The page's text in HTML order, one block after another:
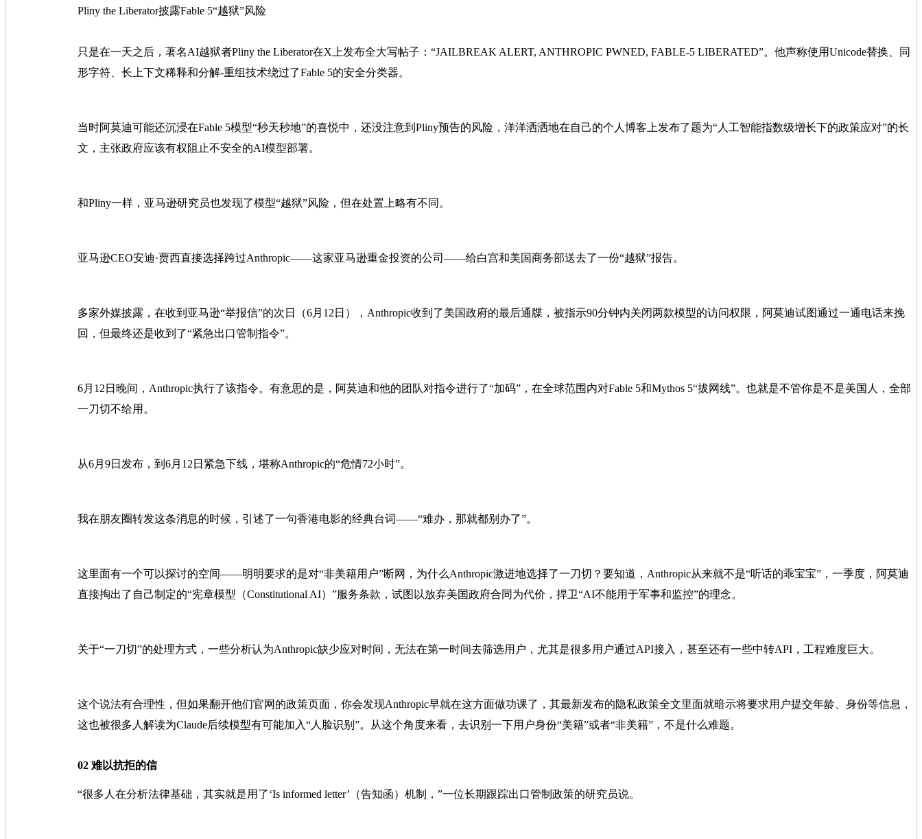
Pliny the Liberator披露Fable 5“越狱”风险
只是在一天之后，著名AI越狱者Pliny the Liberator在X上发布全大写帖子：“JAILBREAK ALERT, ANTHROPIC PWNED, FABLE-5 LIBERATED”。他声称使用Unicode替换、同
形字符、长上下文稀释和分解-重组技术绕过了Fable 5的安全分类器。
当时阿莫迪可能还沉浸在Fable 5模型“秒天秒地”的喜悦中，还没注意到Pliny预告的风险，洋洋洒洒地在自己的个人博客上发布了题为“人工智能指数级增长下的政策应对”的长
文，主张政府应该有权阻止不安全的AI模型部署。
和Pliny一样，亚马逊研究员也发现了模型“越狱”风险，但在处置上略有不同。
亚马逊CEO安迪·贾西直接选择跨过Anthropic——这家亚马逊重金投资的公司——给白宫和美国商务部送去了一份“越狱”报告。
多家外媒披露，在收到亚马逊“举报信”的次日（6月12日），Anthropic收到了美国政府的最后通牒，被指示90分钟内关闭两款模型的访问权限，阿莫迪试图通过一通电话来挽
回，但最终还是收到了“紧急出口管制指令”。
6月12日晚间，Anthropic执行了该指令。有意思的是，阿莫迪和他的团队对指令进行了“加码”，在全球范围内对Fable 5和Mythos 5“拔网线”。也就是不管你是不是美国人，全部
一刀切不给用。
从6月9日发布，到6月12日紧急下线，堪称Anthropic的“危情72小时”。
我在朋友圈转发这条消息的时候，引述了一句香港电影的经典台词——“难办，那就都别办了”。
这里面有一个可以探讨的空间——明明要求的是对“非美籍用户”断网，为什么Anthropic激进地选择了一刀切？要知道，Anthropic从来就不是“听话的乖宝宝”，一季度，阿莫迪
直接掏出了自己制定的“宪章模型（Constitutional AI）”服务条款，试图以放弃美国政府合同为代价，捍卫“AI不能用于军事和监控”的理念。
关于“一刀切”的处理方式，一些分析认为Anthropic缺少应对时间，无法在第一时间去筛选用户，尤其是很多用户通过API接入，甚至还有一些中转API，工程难度巨大。
这个说法有合理性，但如果翻开他们官网的政策页面，你会发现Anthropic早就在这方面做功课了，其最新发布的隐私政策全文里面就暗示将要求用户提交年龄、身份等信息，
这也被很多人解读为Claude后续模型有可能加入“人脸识别”。从这个角度来看，去识别一下用户身份“美籍”或者“非美籍”，不是什么难题。
02 难以抗拒的信
“很多人在分析法律基础，其实就是用了‘Is informed letter’（告知函）机制，”一位长期跟踪出口管制政策的研究员说。